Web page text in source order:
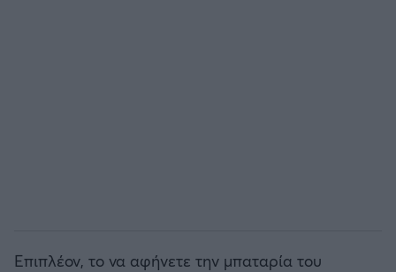
Επιπλέον, το να αφήνετε την μπαταρία του